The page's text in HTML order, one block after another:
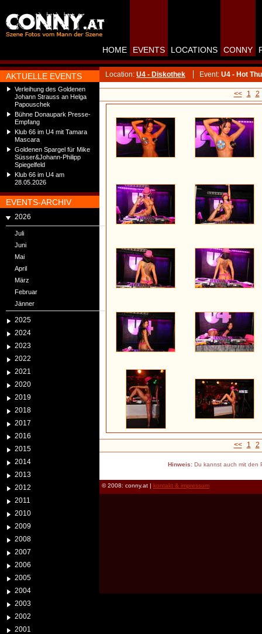
AKTUELLE EVENTS
Verleihung des Goldenen
Johann Strauss an Helga
Papouschek
Bühne Donaupark Presse-
Empfang
Klub 66 im U4 mit Tamara
Mascara
Goldenen Spargel für Mike
Süsser&Johann-Philipp
Spiegelfeld
Klub 66 im U4 am
28.05.2026
EVENTS-ARCHIV
2026
Juli
Juni
Mai
April
März
Februar
Jänner
2025
2024
2023
2022
2021
2020
2019
2018
2017
2016
2015
2014
2013
2012
2011
2010
2009
2008
2007
2006
2005
2004
2003
2002
2001
HOME EVENTS LOCATIONS CONNY
Location: U4 - Diskothek Event: U4 - Hot
<< 1 2
<< 1 2
Hinweis:Du kannst auch mit den
© 2008: conny.at | kontakt & impressum